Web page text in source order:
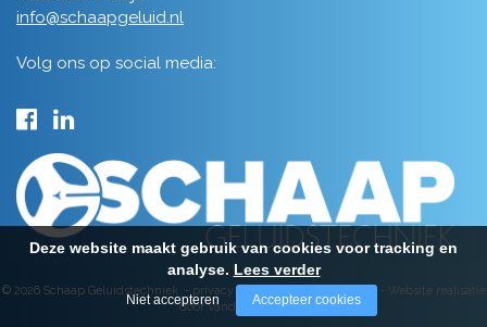
info@schaapgeluid.nl
Volg ons op social media:
© 2026 Schaap Geluidstechniek - privacy - algemene voorwaarden- Website realisatie
door Vanderperk Groep
Deze website maakt gebruik van cookies voor tracking en
analyse. Lees verder
Niet accepteren Accepteer cookies